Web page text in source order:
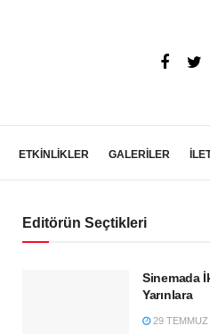
ETKİNLİKLER GALERİLER
Editörün Seçtikleri
Sinemada
Yarınlara
29 TEMMUZ